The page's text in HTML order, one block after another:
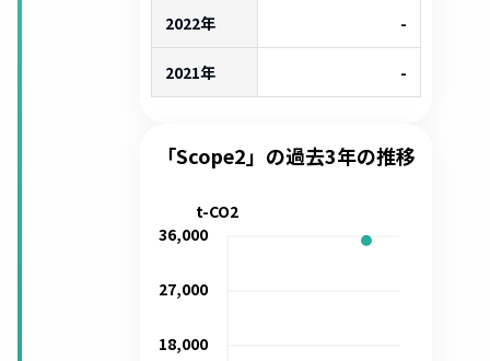
2022年 -
2021年 -
「Scope2」の過去3年の推移
18,000
27,000
36,000
t-CO2